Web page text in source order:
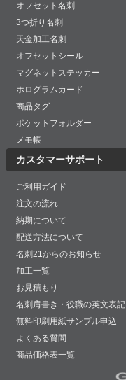
オフセット名刺
3つ折り名刺
天金加工名刺
オフセットシール
マグネットステッカー
ホログラムカード
商品タグ
ポケットフォルダー
メモ帳
カスタマーサポート
ご利用ガイド
注文の流れ
納期について
配送方法について
名刺21からのお知らせ
加工一覧
お見積もり
名刺肩書き・役職の英文表記
無料印刷用紙サンプル申込
よくある質問
商品価格表一覧